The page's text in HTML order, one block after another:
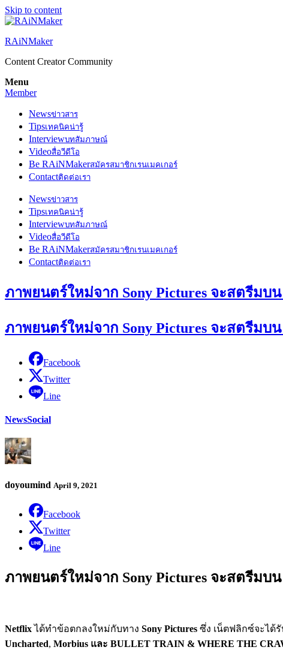
Skip to content
RAiNMaker
Content Creator Community
Menu
Member
Newsข่าวสาร
Tipsเทคนิคน่ารู้
Interviewบทสัมภาษณ์
Videoสื่อวีดีโอ
Be RAiNMakerสมัครสมาชิกเรนเมคเกอร์
Contactติดต่อเรา
Newsข่าวสาร
Tipsเทคนิคน่ารู้
Interviewบทสัมภาษณ์
Videoสื่อวีดีโอ
Be RAiNMakerสมัครสมาชิกเรนเมคเกอร์
Contactติดต่อเรา
ภาพยนตร์ใหม่จาก Sony Pictures จะสตรีมบ
ภาพยนตร์ใหม่จาก Sony Pictures จะสตรีมบ
Facebook
Twitter
Line
NewsSocial
doyoumind April 9, 2021
Facebook
Twitter
Line
ภาพยนตร์ใหม่จาก Sony Pictures จะสตรีมบ
Netflixได้ทำข้อตกลงใหม่กับทาง Sony Pictures ซึ่ง เน็ตฟลิกซ์จะได้
Uncharted, Morbius และ BULLET TRAIN & WHERE THE